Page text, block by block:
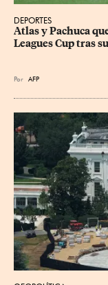
DEPORTES
Atlas y Pachuca
Leagues Cup tras
Por AFP